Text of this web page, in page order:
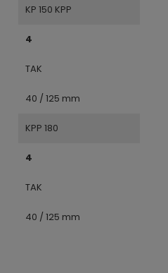
KP 150 KPP
4
TAK
40 / 125 mm
KPP 180
4
TAK
40 / 125 mm